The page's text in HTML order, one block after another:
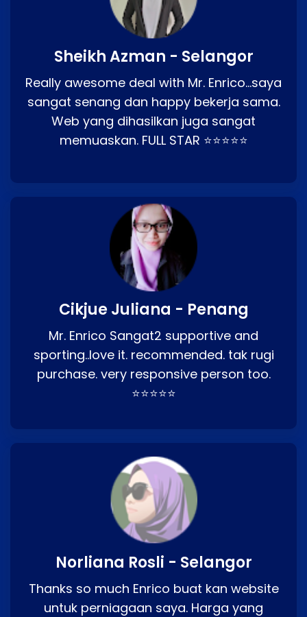
Sheikh Azman - Selangor
Really awesome deal with Mr. Enrico…saya
sangat senang dan happy bekerja sama.
Web yang dihasilkan juga sangat
memuaskan. FULL STAR ⭐⭐⭐⭐⭐
Cikjue Juliana - Penang
Mr. Enrico Sangat2 supportive and
sporting..love it. recommended. tak rugi
purchase. very responsive person too.
⭐⭐⭐⭐⭐
Norliana Rosli - Selangor
Thanks so much Enrico buat kan website
untuk perniagaan saya. Harga yang